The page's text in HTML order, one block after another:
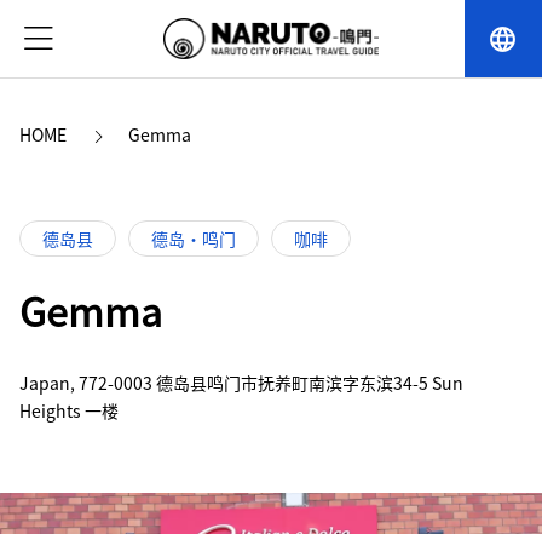
language
HOME Gemma
德岛县 德岛・鸣门 咖啡
Gemma
Japan, 772-0003 德岛县鸣门市抚养町南滨字东滨34-5 Sun
Heights 一楼